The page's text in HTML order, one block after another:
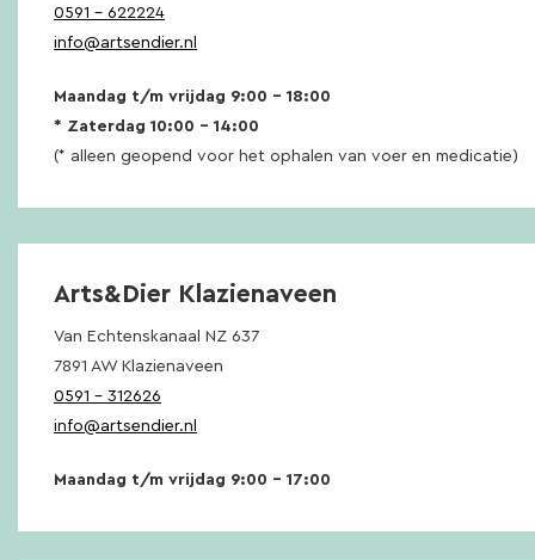
0591 – 622224
info@artsendier.nl
Maandag t/m vrijdag 9:00 – 18:00
* Zaterdag 10:00 – 14:00
(* alleen geopend voor het ophalen van voer en medicatie)
Arts&Dier Klazienaveen
Van Echtenskanaal NZ 637
7891 AW Klazienaveen
0591 – 312626
info@artsendier.nl
Maandag t/m vrijdag 9:00 – 17:00